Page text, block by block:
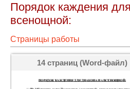
Порядок каждения
всенощной:
Страницы работы
14 страниц (Word-файл)